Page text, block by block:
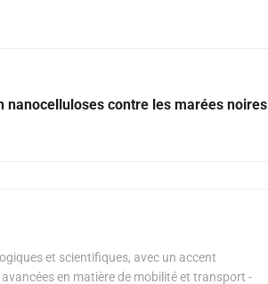
nanocelluloses contre les marées noires
et scientifiques, avec un accent
en matière de mobilité et transport -